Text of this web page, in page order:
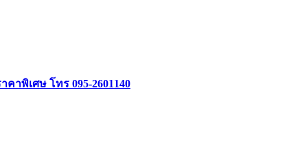
าพิเศษ โทร 095-2601140